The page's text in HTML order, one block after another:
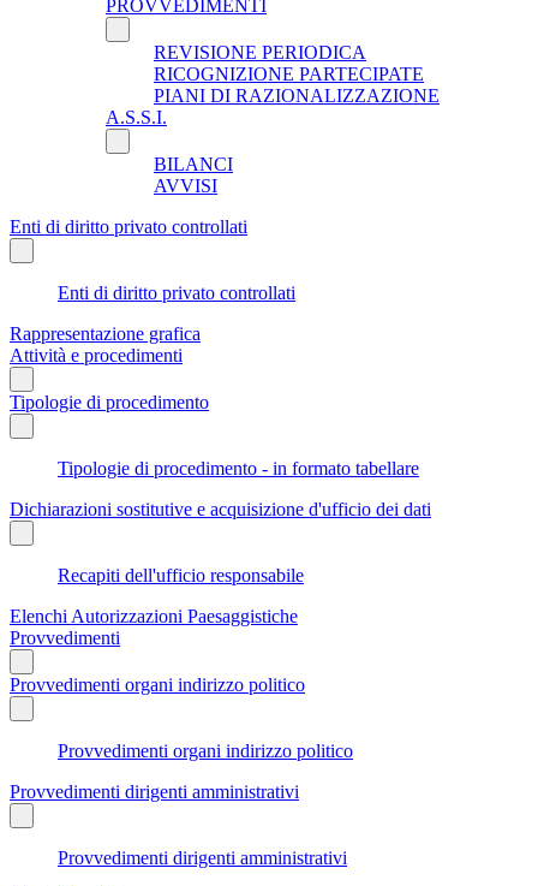
PROVVEDIMENTI
REVISIONE PERIODICA
RICOGNIZIONE PARTECIPATE
PIANI DI RAZIONALIZZAZIONE
A.S.S.I.
BILANCI
AVVISI
Enti di diritto privato controllati
Enti di diritto privato controllati
Rappresentazione grafica
Attività e procedimenti
Tipologie di procedimento
Tipologie di procedimento - in formato tabellare
Dichiarazioni sostitutive e acquisizione d'ufficio dei dati
Recapiti dell'ufficio responsabile
Elenchi Autorizzazioni Paesaggistiche
Provvedimenti
Provvedimenti organi indirizzo politico
Provvedimenti organi indirizzo politico
Provvedimenti dirigenti amministrativi
Provvedimenti dirigenti amministrativi